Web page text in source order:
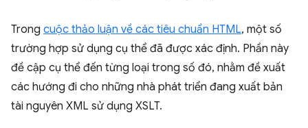
Trong cuộc thảo luận về các tiêu chuẩn HTML, một số
trường hợp sử dụng cụ thể đã được xác định. Phần này
đề cập cụ thể đến từng loại trong số đó, nhằm đề xuất
các hướng đi cho những nhà phát triển đang xuất bản
tài nguyên XML sử dụng XSLT.